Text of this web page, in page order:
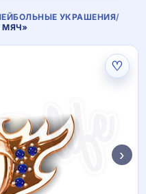
УКРАШЕНИЯ/
МЯЧ»
♡
›